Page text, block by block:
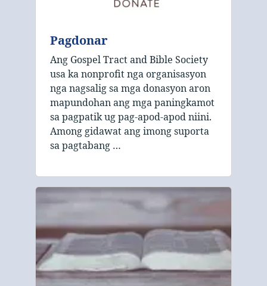
Pagdonar
Ang Gospel Tract and Bible Society
usa ka nonprofit nga organisasyon
nga nagsalig sa mga donasyon aron
mapundohan ang mga paningkamot
sa pagpatik ug pag-apod-apod niini.
Among gidawat ang imong suporta
sa pagtabang …